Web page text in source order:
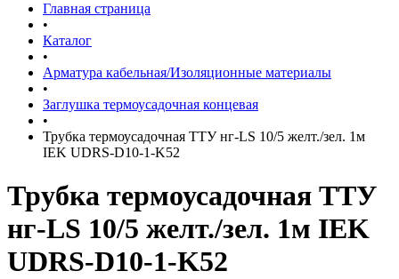
Главная страница
•
Каталог
•
Арматура кабельная/Изоляционные материалы
•
Заглушка термоусадочная концевая
•
Трубка термоусадочная ТТУ нг-LS 10/5 желт./зел. 1м
IEK UDRS-D10-1-K52
Трубка термоусадочная ТТУ
нг-LS 10/5 желт./зел. 1м IEK
UDRS-D10-1-K52